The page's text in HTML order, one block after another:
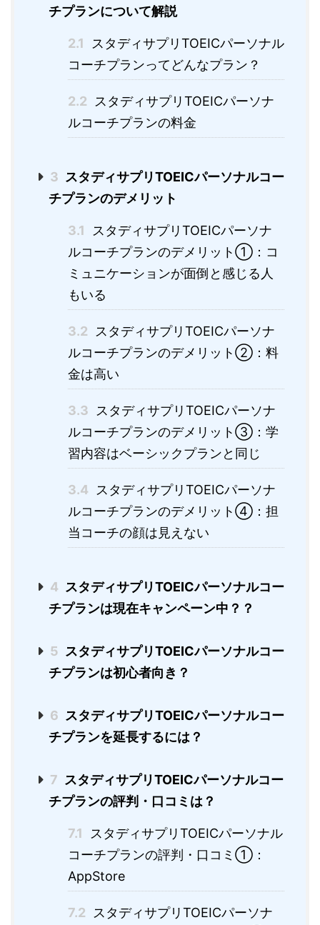
チプランについて解説
2.1
スタディサプリTOEICパーソナル
コーチプランってどんなプラン？
2.2
スタディサプリTOEICパーソナ
ルコーチプランの料金
3 スタディサプリTOEICパーソナルコー
チプランのデメリット
3.1
スタディサプリTOEICパーソナ
ルコーチプランのデメリット①：コ
ミュニケーションが面倒と感じる人
もいる
3.2
スタディサプリTOEICパーソナ
ルコーチプランのデメリット②：料
金は高い
3.3
スタディサプリTOEICパーソナ
ルコーチプランのデメリット③：学
習内容はベーシックプランと同じ
3.4
スタディサプリTOEICパーソナ
ルコーチプランのデメリット④：担
当コーチの顔は見えない
4 スタディサプリTOEICパーソナルコー
チプランは現在キャンペーン中？？
5 スタディサプリTOEICパーソナルコー
チプランは初心者向き？
6 スタディサプリTOEICパーソナルコー
チプランを延長するには？
7 スタディサプリTOEICパーソナルコー
チプランの評判・口コミは？
7.1
スタディサプリTOEICパーソナル
コーチプランの評判・口コミ①：
AppStore
7.2
スタディサプリTOEICパーソナ